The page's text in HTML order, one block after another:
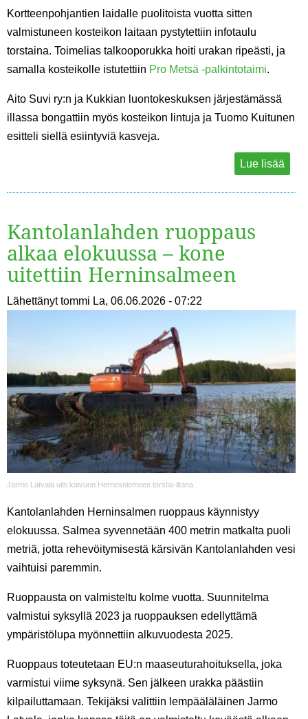
Kortteenpohjantien laidalle puolitoista vuotta sitten
valmistuneen kosteikon laitaan pystytettiin infotaulu
torstaina. Toimelias talkooporukka hoiti urakan ripeästi, ja
samalla kosteikolle istutettiin Pro Metsä -palkintotaimi.
Aito Suvi ry:n ja Kukkian luontokeskuksen järjestämässä
illassa bongattiin myös kosteikon lintuja ja Tuomo Kuitunen
esitteli siellä esiintyviä kasveja.
Lue lisää
Kantolanlahden ruoppaus
alkaa elokuussa – kone
uitettiin Herninsalmeen
Lähettänyttommi La, 06.06.2026 - 07:22
Jarmo Latvala uitti kaivurin Hernesniemeen torstai-iltana.
Kantolanlahden Herninsalmen ruoppaus käynnistyy
elokuussa. Salmea syvennetään 400 metrin matkalta puoli
metriä, jotta rehevöitymisestä kärsivän Kantolanlahden vesi
vaihtuisi paremmin.
Ruoppausta on valmisteltu kolme vuotta. Suunnitelma
valmistui syksyllä 2023 ja ruoppauksen edellyttämä
ympäristölupa myönnettiin alkuvuodesta 2025.
Ruoppaus toteutetaan EU:n maaseuturahoituksella, joka
varmistui viime syksynä. Sen jälkeen urakka päästiin
kilpailuttamaan. Tekijäksi valittiin lempääläläinen Jarmo